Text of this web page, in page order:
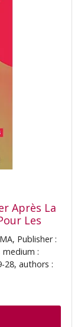
Après La
Les
2022
Publisher :
medium :
28, authors :